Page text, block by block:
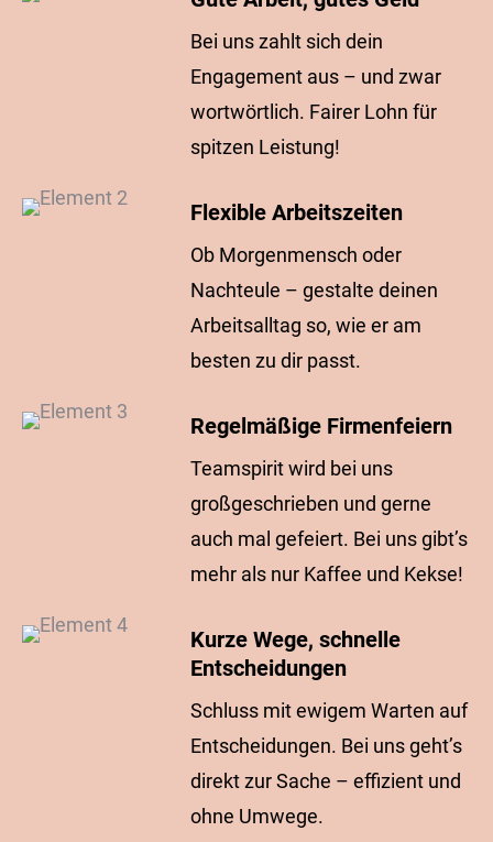
Bei uns zahlt sich dein
Engagement aus – und zwar
wortwörtlich. Fairer Lohn für
spitzen Leistung!
Flexible Arbeitszeiten
Ob Morgenmensch oder
Nachteule – gestalte deinen
Arbeitsalltag so, wie er am
besten zu dir passt.
Regelmäßige Firmenfeiern
Teamspirit wird bei uns
großgeschrieben und gerne
auch mal gefeiert. Bei uns gibt’s
mehr als nur Kaffee und Kekse!
Kurze Wege, schnelle
Entscheidungen
Schluss mit ewigem Warten auf
Entscheidungen. Bei uns geht’s
direkt zur Sache – effizient und
ohne Umwege.